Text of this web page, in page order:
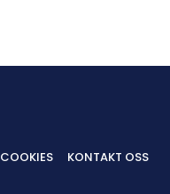
COOKIES KONTAKT OSS